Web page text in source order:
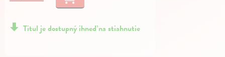
Titul je dostupný ihneď na stiahnutie